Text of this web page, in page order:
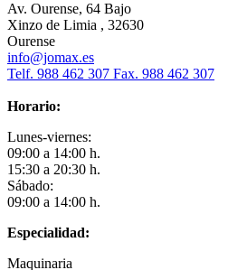
Av. Ourense, 64 Bajo
Xinzo de Limia , 32630
Ourense
info@jomax.es
Telf. 988 462 307 Fax. 988 462 307
Horario:
Lunes-viernes:
09:00 a 14:00 h.
15:30 a 20:30 h.
Sábado:
09:00 a 14:00 h.
Especialidad:
Maquinaria